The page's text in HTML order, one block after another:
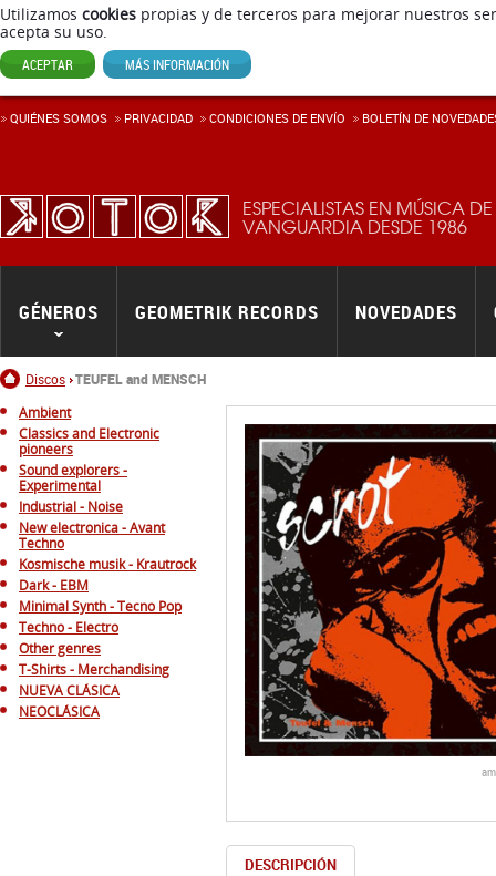
Utilizamos cookies propias y de terceros para mejorar nuestros
acepta su uso.
ACEPTAR MÁS INFORMACIÓN
ESPECIALISTAS EN MÚSICA DE
VANGUARDIA DESDE 1986
Inicio
Discos TEUFEL and MENSCH
GÉNEROS GEOMETRIK RECORDS NOVEDADES
QUIÉNES SOMOS PRIVACIDAD CONDICIONES DE ENVÍ­O BOLETÍN DE
Ambient
Classics and Electronic
pioneers
Sound explorers -
Experimental
Industrial - Noise
New electronica - Avant
Techno
Kosmische musik - Krautrock
Dark - EBM
Minimal Synth - Tecno Pop
Techno - Electro
Other genres
T-Shirts - Merchandising
NUEVA CLÁSICA
NEOCLÁSICA
DESCRIPCIÓN